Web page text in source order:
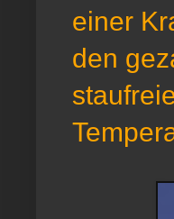
einer
den